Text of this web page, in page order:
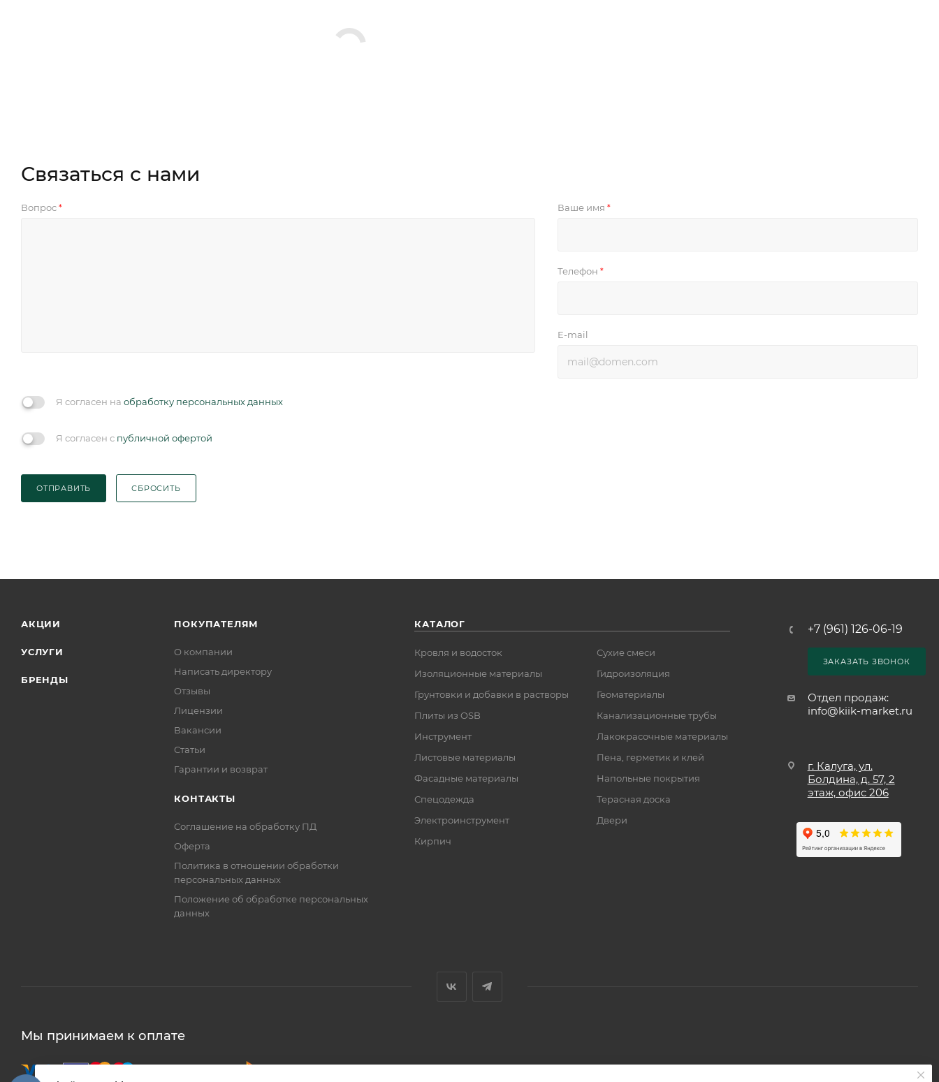
Связаться с нами
Вопрос * Ваше имя *
Телефон *
E-mail
Я согласен на обработку персональных данных
Я согласен с публичной офертой
ОТПРАВИТЬ СБРОСИТЬ
АКЦИИ
УСЛУГИ
БРЕНДЫ
ПОКУПАТЕЛЯМ
О компании
Написать директору
Отзывы
Лицензии
Вакансии
Статьи
Гарантии и возврат
КОНТАКТЫ
Соглашение на обработку ПД
Оферта
Политика в отношении обработки
персональных данных
Положение об обработке персональных
данных
КАТАЛОГ
Кровля и водосток
Сухие смеси
Изоляционные материалы
Гидроизоляция
Грунтовки и добавки в растворы
Геоматериалы
Плиты из OSB
Канализационные трубы
Инструмент
Лакокрасочные материалы
Листовые материалы
Пена, герметик и клей
Фасадные материалы
Напольные покрытия
Спецодежда
Терасная доска
Электроинструмент
Двери
Кирпич
+7 (961) 126-06-19
ЗАКАЗАТЬ ЗВОНОК
Отдел продаж:
info@kiik-market.ru
г. Калуга, ул.
Болдина, д. 57, 2
этаж, офис 206
Мы принимаем к оплате